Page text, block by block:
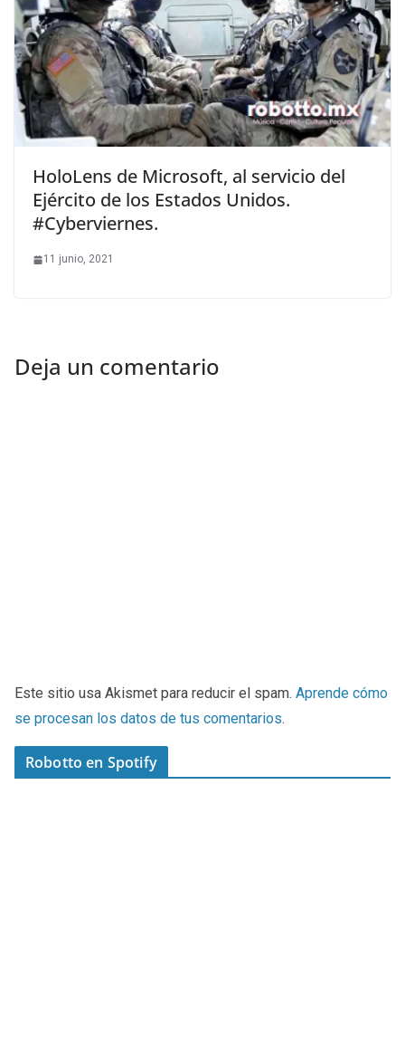
HoloLens de Microsoft, al servicio del
Ejército de los Estados Unidos.
#Cyberviernes.
11 junio, 2021
Deja un comentario
Este sitio usa Akismet para reducir el spam. Aprende cómo
se procesan los datos de tus comentarios.
Robotto en Spotify